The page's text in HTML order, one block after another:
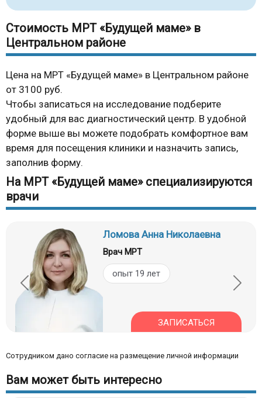
Стоимость МРТ «Будущей маме» в
Центральном районе
Цена на МРТ «Будущей маме» в Центральном районе
от 3100 руб.
Чтобы записаться на исследование подберите
удобный для вас диагностический центр. В удобной
форме выше вы можете подобрать комфортное вам
время для посещения клиники и назначить запись,
заполнив форму.
На МРТ «Будущей маме» специализируются
врачи
Ломова Анна Николаевна
Врач МРТ
опыт 19 лет
ЗАПИСАТЬСЯ
Сотрудником дано согласие на размещение личной информации
Вам может быть интересно